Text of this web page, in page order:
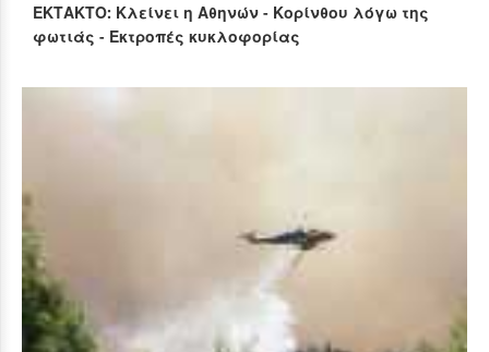
ΕΚΤΑΚΤΟ: Κλείνει η Αθηνών - Κορίνθου λόγω της
φωτιάς - Εκτροπές κυκλοφορίας